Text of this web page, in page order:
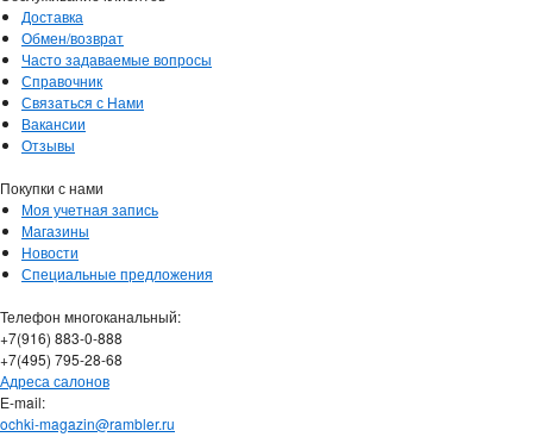
Доставка
Обмен/возврат
Часто задаваемые вопросы
Справочник
Связаться с Нами
Вакансии
Отзывы
Покупки с нами
Моя учетная запись
Магазины
Новости
Специальные предложения
Телефон многоканальный:
+7(916) 883-0-888
+7(495) 795-28-68
Адреса салонов
Е-mail:
ochki-magazin@rambler.ru